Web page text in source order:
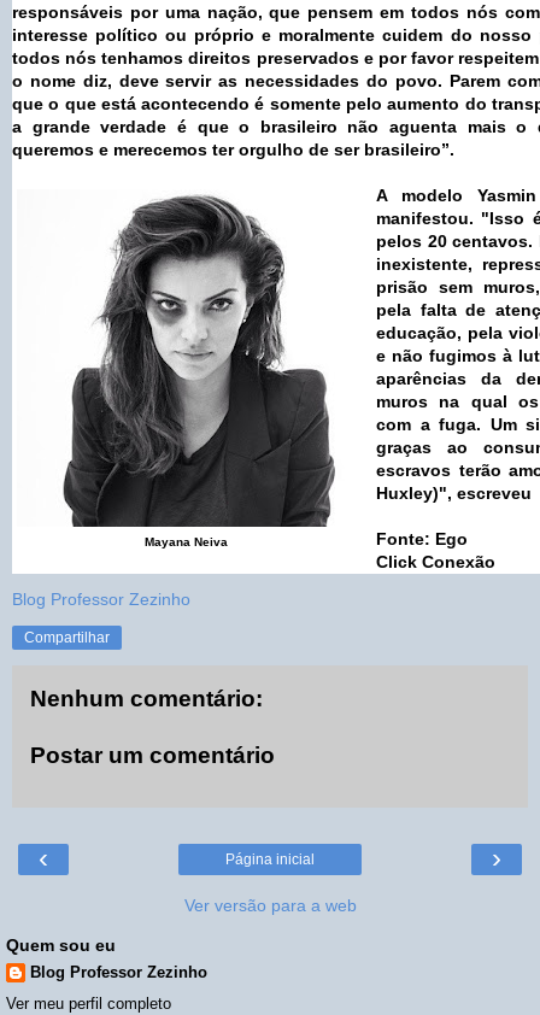
responsáveis por uma nação, que pensem em todos nós
interesse político ou próprio e moralmente cuidem do
todos nós tenhamos direitos preservados e por favor
o nome diz, deve servir as necessidades do povo. Parem
que o que está acontecendo é somente pelo aumento do
a grande verdade é que o brasileiro não aguenta mais o
queremos e merecemos ter orgulho de ser brasileiro”.
Mayana Neiva
A modelo
manifestou. "Isso
pelos 20 centavos.
inexistente,
prisão sem
pela falta de
educação, pela
e não fugimos à
aparências da
muros na qual
com a fuga. Um
graças ao
escravos terão
Huxley)",
Fonte: Ego
Click Conexão
Blog Professor Zezinho
Compartilhar
Nenhum comentário:
Postar um comentário
‹ ›
Página inicial
Ver versão para a web
Quem sou eu
Blog Professor Zezinho
Ver meu perfil completo